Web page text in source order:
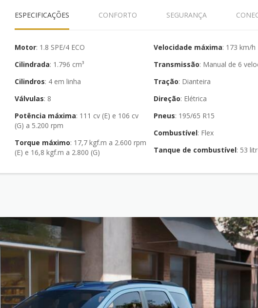
ESPECIFICAÇÕES CONFORTO SEGURANÇA
Motor : 1.8 SPE/4 ECO
Cilindrada : 1.796 cm³
Cilindros : 4 em linha
Válvulas : 8
Potência máxima: 111 cv (E) e 106 cv
(G) a 5.200 rpm
Torque máximo: 17,7 kgf.m a 2.600 rpm
(E) e 16,8 kgf.m a 2.800 (G)
Velocidade máxima : 173 km/h
Transmissão : Manual de 6
Tração : Dianteira
Direção : Elétrica
Pneus : 195/65 R15
Combustível : Flex
Tanque de combustível : 53